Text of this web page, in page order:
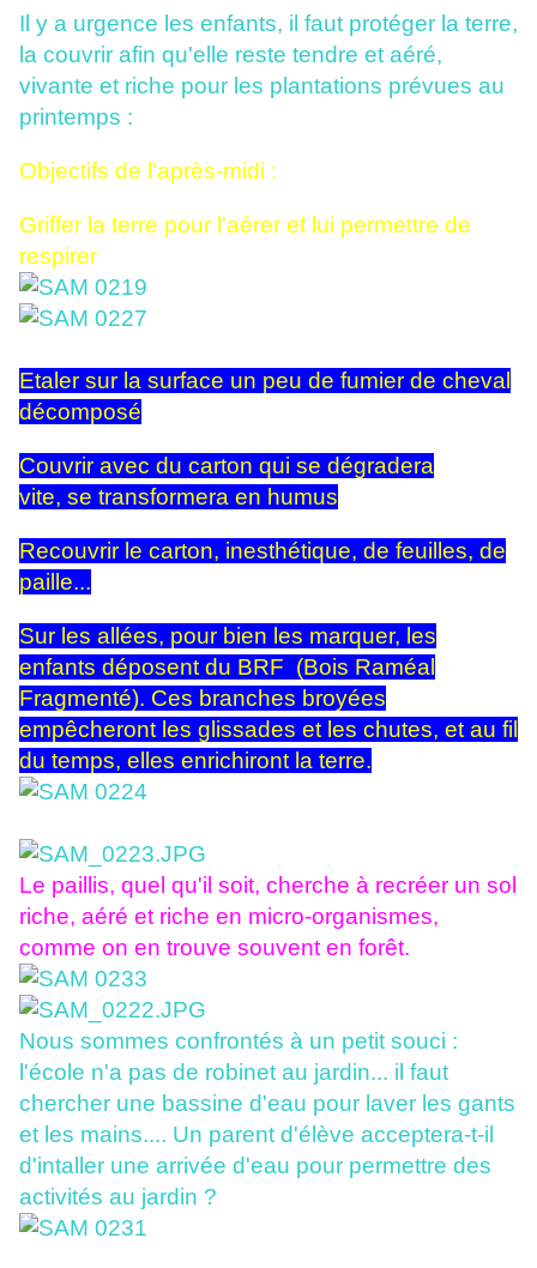
Il y a urgence les enfants, il faut protéger la terre,
la couvrir afin qu'elle reste tendre et aéré,
vivante et riche pour les plantations prévues au
printemps :
Objectifs de l'après-midi :
Griffer la terre pour l'aérer et lui permettre de
respirer
Etaler sur la surface un peu de fumier de cheval
décomposé
Couvrir avec du carton qui se dégradera
vite, se transformera en humus
Recouvrir le carton, inesthétique, de feuilles, de
paille...
Sur les allées, pour bien les marquer, les
enfants déposent du BRF (Bois Raméal
Fragmenté). Ces branches broyées
empêcheront les glissades et les chutes, et au fil
du temps, elles enrichiront la terre.
Le paillis, quel qu'il soit, cherche à recréer un sol
riche, aéré et riche en micro-organismes,
comme on en trouve souvent en forêt.
Nous sommes confrontés à un petit souci :
l'école n'a pas de robinet au jardin... il faut
chercher une bassine d'eau pour laver les gants
et les mains.... Un parent d'élève acceptera-t-il
d'intaller une arrivée d'eau pour permettre des
activités au jardin ?